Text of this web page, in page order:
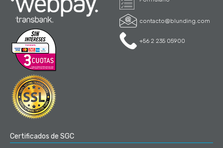
contacto@blunding.com
+56 2 235 05900
Certificados de SGC